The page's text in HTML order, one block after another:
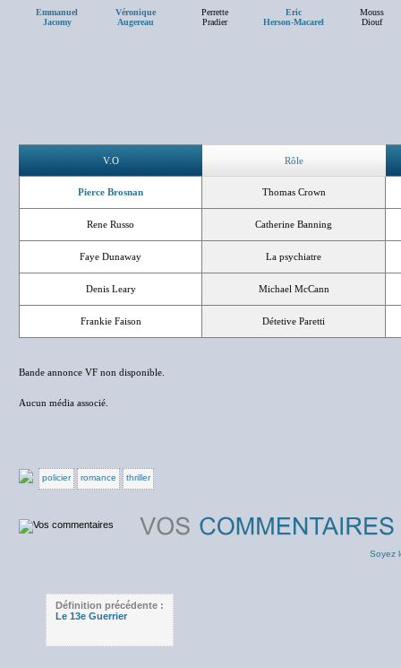
Emmanuel
Jacomy
Véronique
Augereau
Perrette
Pradier
Eric
Herson-Macarel
Mouss
Diouf
V.O Rôle
Pierce Brosnan Thomas Crown
Rene Russo Catherine Banning
Faye Dunaway La psychiatre
Denis Leary Michael McCann
Frankie Faison Détetive Paretti
Bande annonce VF non disponible.
Aucun média associé.
policier romance thriller
Soyez
Définition précédente :
Le 13e Guerrier